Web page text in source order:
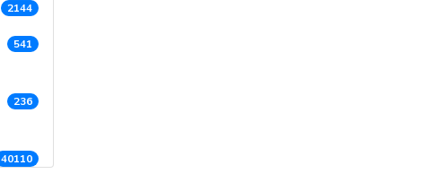
2144
541
236
40110